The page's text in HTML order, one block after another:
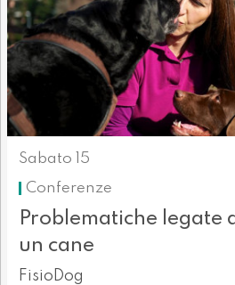
Sabato 15
Conferenze
Problematiche legate
un cane
FisioDog